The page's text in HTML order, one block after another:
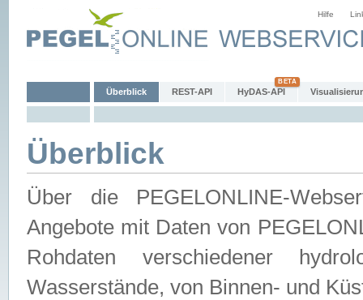
Hilfe
Überblick REST-API HyDAS-API
Überblick
Über die PEGELONLINE-
Angebote mit Daten von
Rohdaten verschiedener
Wasserstände, von Binnen- und